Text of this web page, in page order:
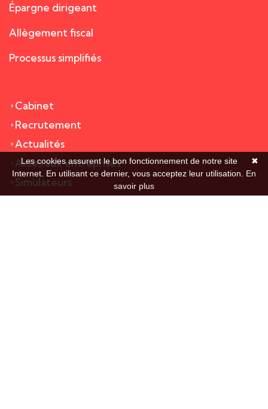
Épargne dirigeant
Allègement fiscal
Processus simplifiés
Cabinet
Recrutement
Actualités
Aides aux entreprises
Simulateurs
✖
Les cookies assurent le bon fonctionnement de notre site
Internet. En utilisant ce dernier, vous acceptez leur utilisation. En
savoir plus